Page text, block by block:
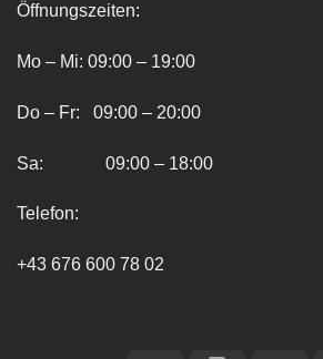
Öffnungszeiten:
Mo – Mi: 09:00 – 19:00
Do – Fr: 09:00 – 20:00
Sa: 09:00 – 18:00
Telefon:
+43 676 600 78 02